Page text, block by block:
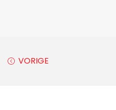
VORIGE